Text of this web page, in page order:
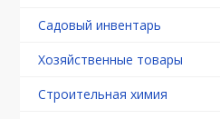
Садовый инвентарь
Хозяйственные товары
Строительная химия